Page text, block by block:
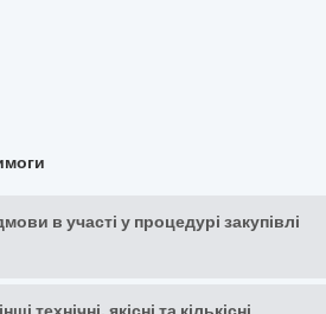
в участі у процедурі закупівлі